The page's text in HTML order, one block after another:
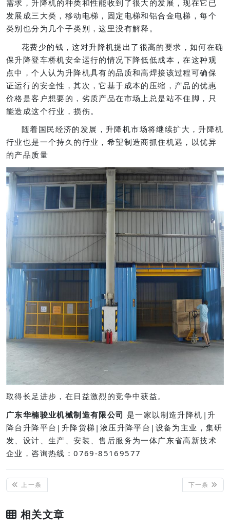
需求，升降机的种类和性能收到了很大的发展，现在它已
发展成三大类，移动电梯，固定电梯和铝合金电梯，每个
类别也分为几个子类别，这里没有解释。
花费少的钱，这对升降机提出了很高的要求，如何在确
保升降登车桥机安全运行的情况下降低低成本，在这种观
点中，个人认为升降机具有的品质和高焊接该过程可确保
证运行的安全性，其次，它基于成本的压缩，产品的优惠
价格是客户想要的，劣质产品在市场上总是站不住脚，只
能造成这个行业，损伤。
随着国民经济的发展，升降机市场将继续扩大，升降机
行业也是一个持久的行业，希望制造商抓住机遇，以优异
的产品质量
取得长足进步，在日益激烈的竞争中获益。
广东华楠骏业机械制造有限公司 是一家以制造升降机|升
降台升降平台|升降货梯|液压升降平台|设备为主业，集研
发、设计、生产、安装、售后服务为一体广东省高新技术
企业，咨询热线：0769-85169577
上一条 下一条
相关文章